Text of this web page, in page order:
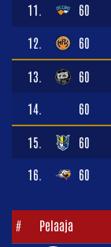
11. 60
12. 60
13. 60
14. 60
15. 60
16. 60
# Pelaaja